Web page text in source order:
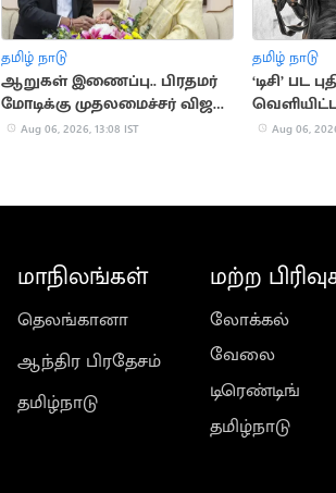
தமிழ் நாடு
ஆறுகள் இணைப்பு.. பிரதமர்
மோடிக்கு முதலமைச்சர் விஜய்
கடிதம்
Aug 06, 2026, 13:08 IST
தமிழ் நாடு
‘டிசி’
Aug 06,
மாநிலங்கள்
தெலங்கானா
ஆந்திர பிரதேசம்
தமிழ்நாடு
மற்ற
லோக்கல்
வேலை
டிரெண்டிங்
தமிழ்நாடு